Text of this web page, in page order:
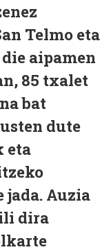
Telmo eta
aipamen
85 txalet
bat
dute
eta
jada. Auzia
dira